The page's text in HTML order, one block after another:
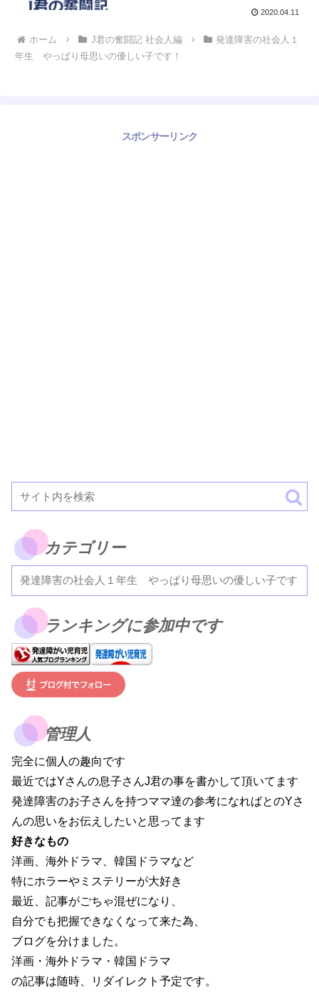
2020.04.11
ホーム J君の奮闘記 社会人編
発達障害の社会人１
年生 やっぱり母思いの優しい子です！
スポンサーリンク
カテゴリー
ランキングに参加中です
管理人
完全に個人の趣向です
最近ではYさんの息子さんJ君の事を書かして頂いてます
発達障害のお子さんを持つママ達の参考になればとのYさ
んの思いをお伝えしたいと思ってます
好きなもの
洋画、海外ドラマ、韓国ドラマなど
特にホラーやミステリーが大好き
最近、記事がごちゃ混ぜになり、
自分でも把握できなくなって来た為、
ブログを分けました。
洋画・海外ドラマ・韓国ドラマ
の記事は随時、リダイレクト予定です。